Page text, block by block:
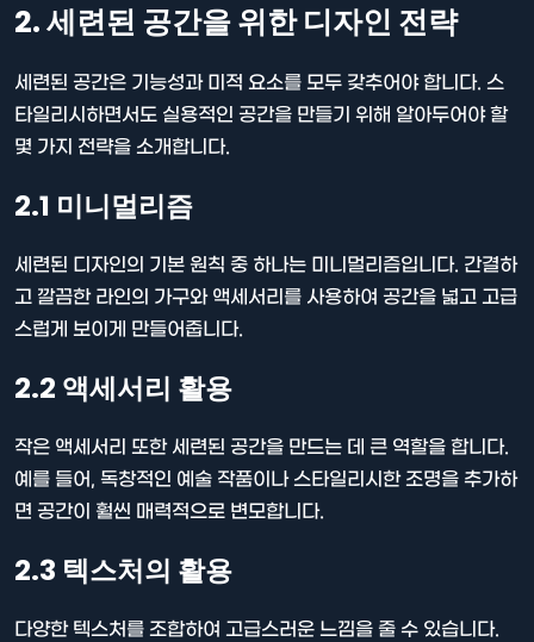
2. 세련된 공간을 위한 디자인 전략
세련된 공간은 기능성과 미적 요소를 모두 갖추어야 합니다. 스
타일리시하면서도 실용적인 공간을 만들기 위해 알아두어야 할
몇 가지 전략을 소개합니다.
2.1 미니멀리즘
세련된 디자인의 기본 원칙 중 하나는 미니멀리즘입니다. 간결하
고 깔끔한 라인의 가구와 액세서리를 사용하여 공간을 넓고 고급
스럽게 보이게 만들어줍니다.
2.2 액세서리 활용
작은 액세서리 또한 세련된 공간을 만드는 데 큰 역할을 합니다.
예를 들어, 독창적인 예술 작품이나 스타일리시한 조명을 추가하
면 공간이 훨씬 매력적으로 변모합니다.
2.3 텍스처의 활용
다양한 텍스처를 조합하여 고급스러운 느낌을 줄 수 있습니다.